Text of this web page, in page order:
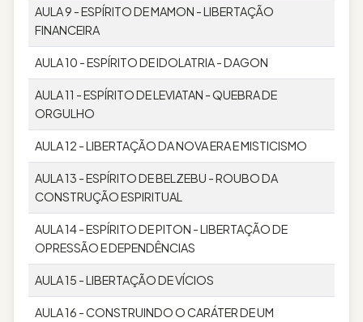
AULA 9 - ESPÍRITO DE MAMON - LIBERTAÇÃO
FINANCEIRA
AULA 10 - ESPÍRITO DE IDOLATRIA - DAGON
AULA 11 - ESPÍRITO DE LEVIATAN - QUEBRA DE
ORGULHO
AULA 12 - LIBERTAÇÃO DA NOVA ERA E MISTICISMO
AULA 13 - ESPÍRITO DE BELZEBU - ROUBO DA
CONSTRUÇÃO ESPIRITUAL
AULA 14 - ESPÍRITO DE PITON - LIBERTAÇÃO DE
OPRESSÃO E DEPENDÊNCIAS
AULA 15 - LIBERTAÇÃO DE VÍCIOS
AULA 16 - CONSTRUINDO O CARÁTER DE UM